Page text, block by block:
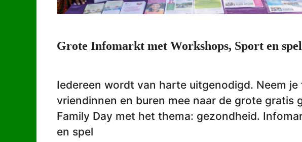
Grote Infomarkt met Workshops, Sport en spel
Iedereen wordt van harte uitgenodigd. Neem je
vriendinnen en buren mee naar de grote gratis
Family Day met het thema: gezondheid.
en spel